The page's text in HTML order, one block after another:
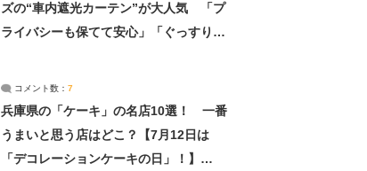
ズの“車内遮光カーテン”が大人気 「プ
ライバシーも保てて安心」「ぐっすり眠
コメント数： 7
兵庫県の「ケーキ」の名店10選！ 一番
うまいと思う店はどこ？【7月12日は
「デコレーションケーキの日」！】